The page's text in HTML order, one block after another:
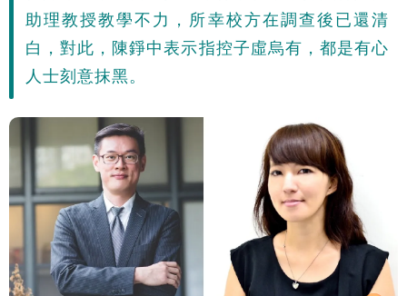
助理教授教學不力，所幸校方在調查後已還清
白，對此，陳錚中表示指控子虛烏有，都是有心
人士刻意抹黑。